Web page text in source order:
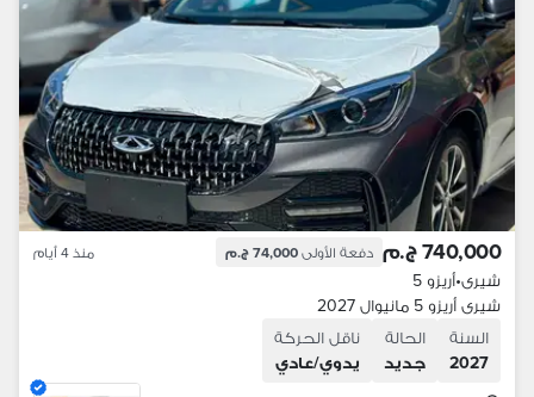
740,000 ج.م دفعة الأولى 74,000 ج.م منذ 4 أيام
شيرى•أريزو 5
شيرى أريزو 5 مانيوال 2027
السنة
2027
الحالة
جديد
ناقل الحركة
يدوي/عادي